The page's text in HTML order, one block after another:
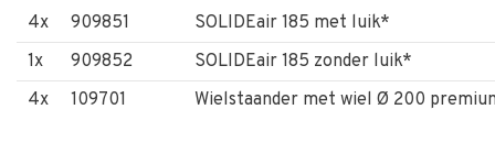
4x 909851
SOLIDEair 185 met luik*
1x
909852
SOLIDEair 185 zonder luik*
4x
109701 Wielstaander met wiel Ø 200